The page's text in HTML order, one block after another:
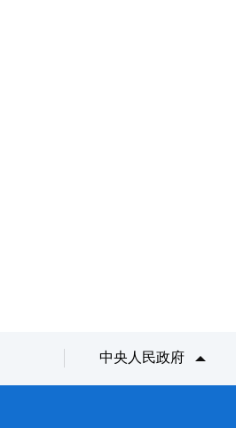
中央人民政府